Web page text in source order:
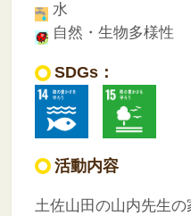
水
自然・生物多様性
SDGs：
活動内容
土佐山田の山内先生